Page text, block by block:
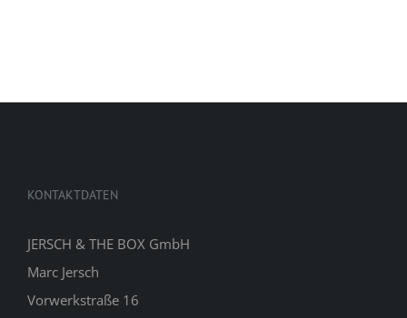
KONTAKTDATEN
JERSCH & THE BOX GmbH
Marc Jersch
Vorwerkstraße 16